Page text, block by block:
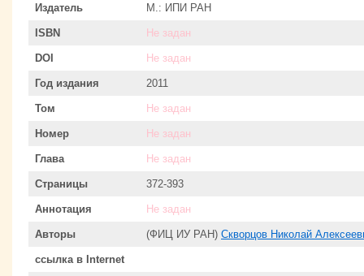
Издатель М.: ИПИ РАН
ISBN Не задан
DOI Не задан
Год издания 2011
Том Не задан
Номер Не задан
Глава Не задан
Страницы 372-393
Аннотация Не задан
Авторы (ФИЦ ИУ РАН) Скворцов Николай
ссылка в Internet